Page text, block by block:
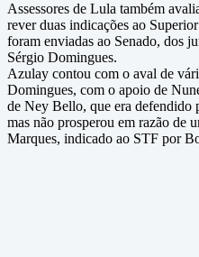
Assessores de Lula também
rever duas indicações ao
foram enviadas ao Senado, dos
Sérgio Domingues.
Azulay contou com o aval de
Domingues, com o apoio de
de Ney Bello, que era
mas não prosperou em razão de
Marques, indicado ao STF por